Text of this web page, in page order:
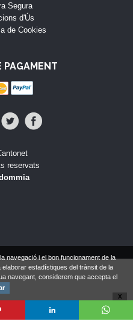
Segura
d'Ús
de Cookies
PAGAMENT
reservats
navegació i el bon funcionament de la
estadístiques del trànsit de la
navegant, considerem que accepta el
X